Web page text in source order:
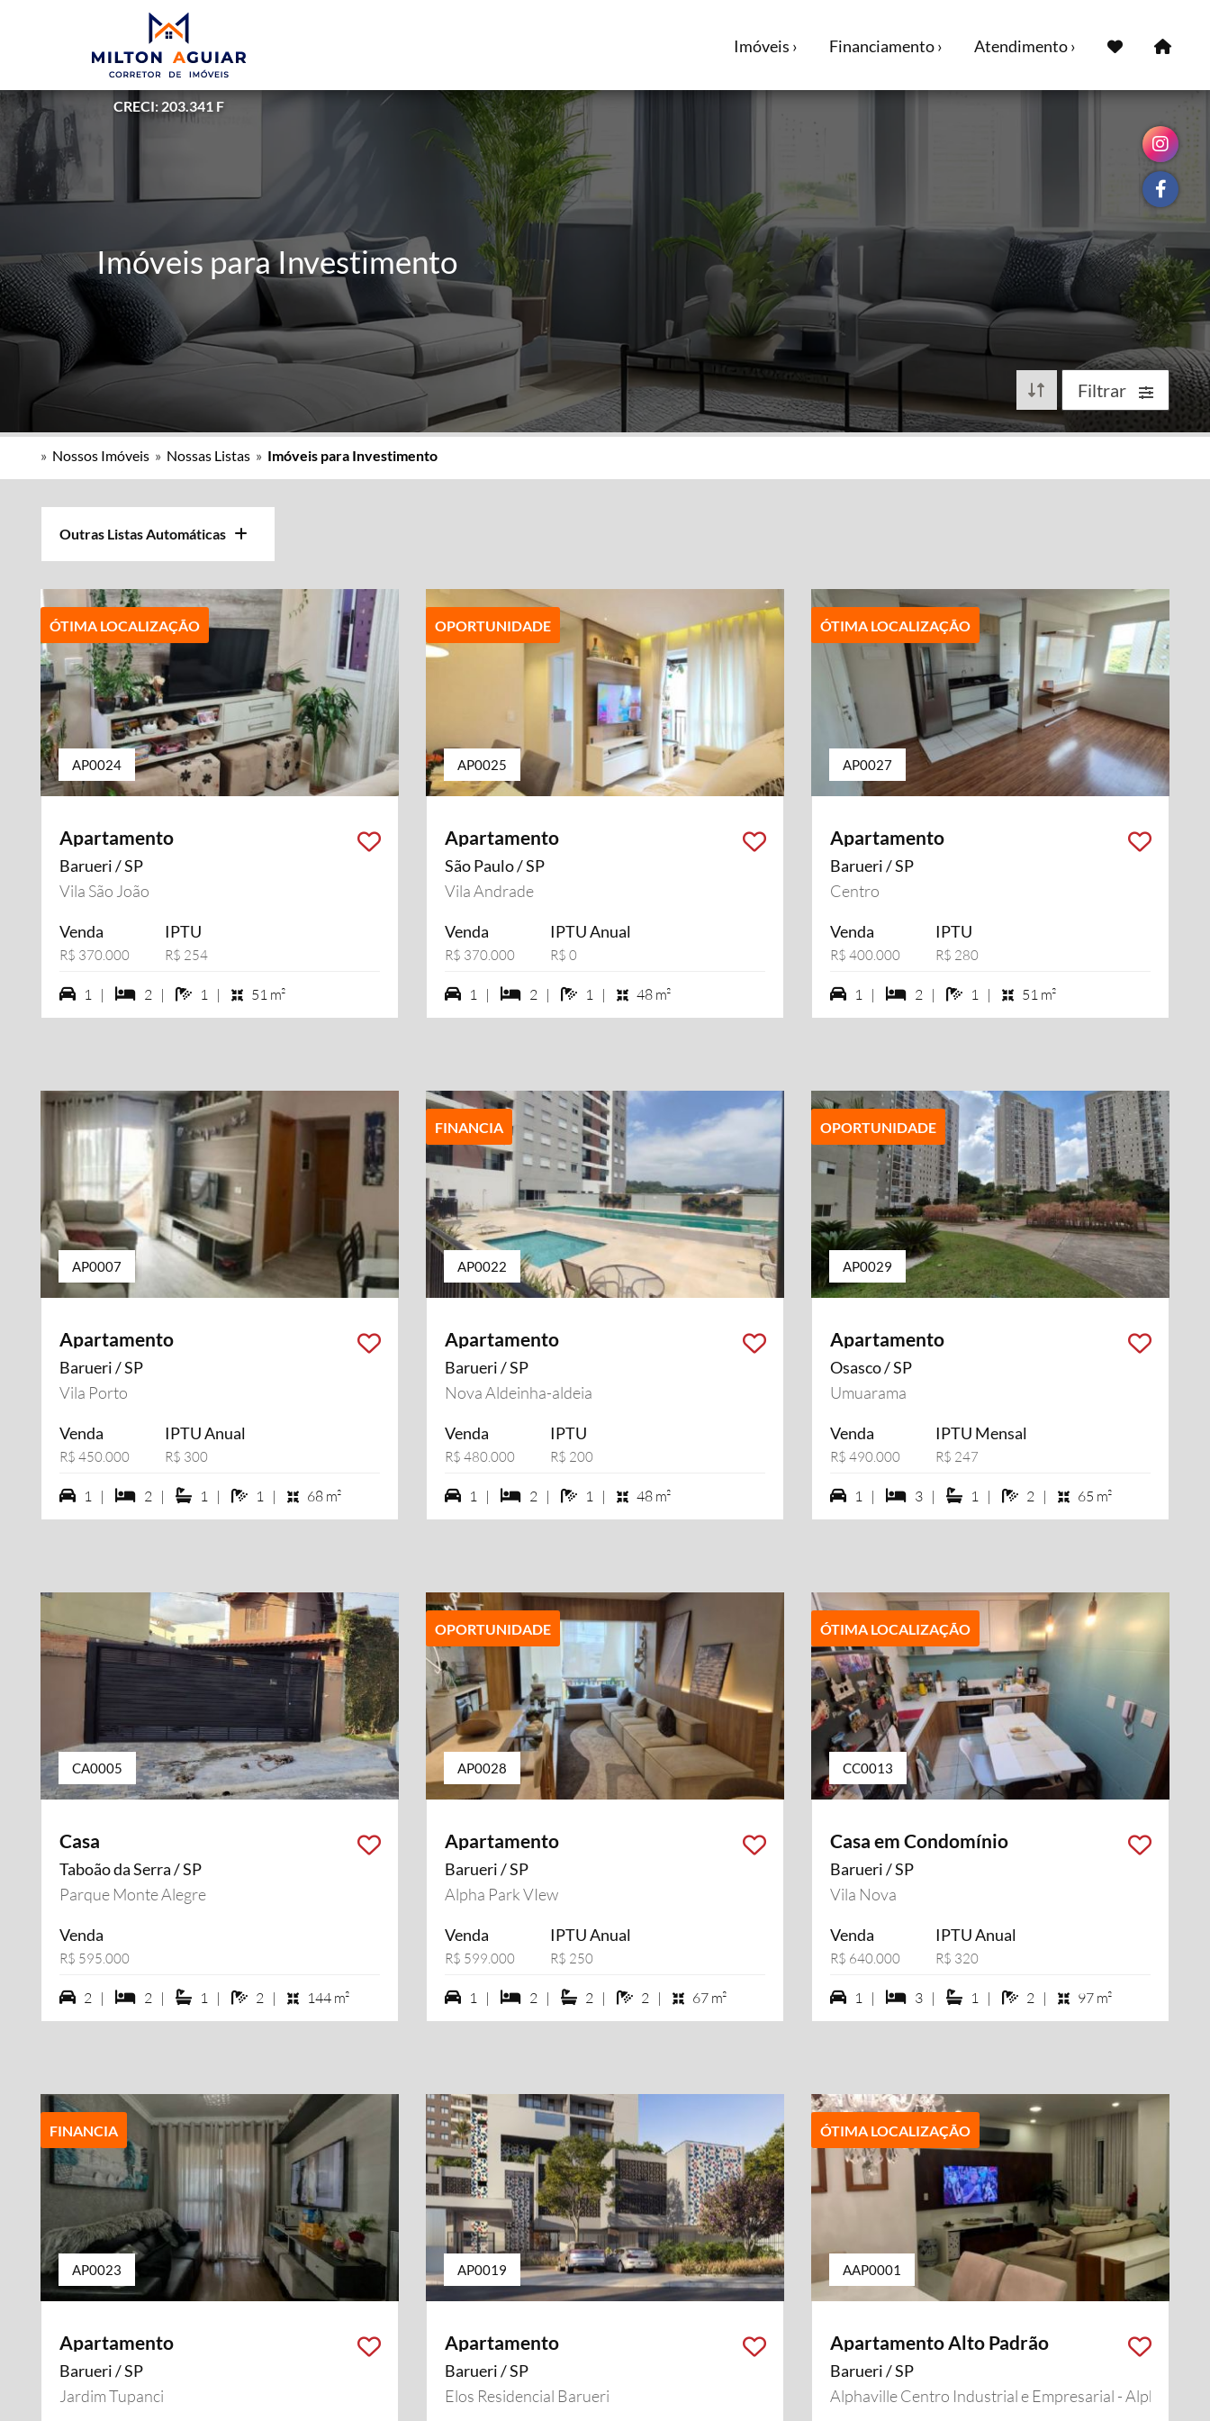
CRECI: 203.341 F
Imóveis › Financiamento › Atendimento ›
Imóveis para Investimento
Filtrar
» Nossos Imóveis » Nossas Listas » Imóveis para Investimento
Outras Listas Automáticas
ÓTIMA LOCALIZAÇÃO
AP0024
Apartamento
Barueri / SP
Vila São João
Venda
R$ 370.000
IPTU
R$ 254
1 vagas na garagem
1 | 2 dormiórios
2 | 1 banheiros
1 | 51 m²
OPORTUNIDADE
AP0025
Apartamento
São Paulo / SP
Vila Andrade
Venda
R$ 370.000
IPTU Anual
R$ 0
1 vagas na garagem
1 | 2 dormiórios
2 | 1 banheiros
1 | 48 m²
ÓTIMA LOCALIZAÇÃO
AP0027
Apartamento
Barueri / SP
Centro
Venda
R$ 400.000
IPTU
R$ 280
1 vagas na garagem
1 | 2 dormiórios
2 | 1 banheiros
1 | 51 m²
AP0007
Apartamento
Barueri / SP
Vila Porto
Venda
R$ 450.000
IPTU Anual
R$ 300
1 vagas na garagem
1 | 2 dormiórios
2 | 1 suítes
1 | 1 banheiros
1 | 68 m²
FINANCIA
AP0022
Apartamento
Barueri / SP
Nova Aldeinha-aldeia
Venda
R$ 480.000
IPTU
R$ 200
1 vagas na garagem
1 | 2 dormiórios
2 | 1 banheiros
1 | 48 m²
OPORTUNIDADE
AP0029
Apartamento
Osasco / SP
Umuarama
Venda
R$ 490.000
IPTU Mensal
R$ 247
1 vagas na garagem
1 | 3 dormiórios
3 | 1 suítes
1 | 2 banheiros
2 | 65 m²
CA0005
Casa
Taboão da Serra / SP
Parque Monte Alegre
Venda
R$ 595.000
2 vagas na garagem
2 | 2 dormiórios
2 | 1 suítes
1 | 2 banheiros
2 | 144 m²
OPORTUNIDADE
AP0028
Apartamento
Barueri / SP
Alpha Park VIew
Venda
R$ 599.000
IPTU Anual
R$ 250
1 vagas na garagem
1 | 2 dormiórios
2 | 2 suítes
2 | 2 banheiros
2 | 67 m²
ÓTIMA LOCALIZAÇÃO
CC0013
Casa em Condomínio
Barueri / SP
Vila Nova
Venda
R$ 640.000
IPTU Anual
R$ 320
1 vagas na garagem
1 | 3 dormiórios
3 | 1 suítes
1 | 2 banheiros
2 | 97 m²
FINANCIA
AP0023
Apartamento
Barueri / SP
Jardim Tupanci
AP0019
Apartamento
Barueri / SP
Elos Residencial Barueri
ÓTIMA LOCALIZAÇÃO
AAP0001
Apartamento Alto Padrão
Barueri / SP
Alphaville Centro Industrial e Empresarial - Alphaville